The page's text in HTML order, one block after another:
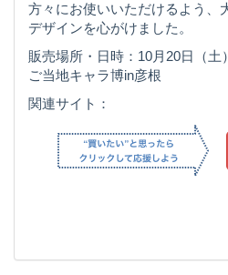
方々にお使いいただけるよう、
デザインを心がけました。
販売場所・日時：10月20日（土
ご当地キャラ博in彦根
関連サイト：